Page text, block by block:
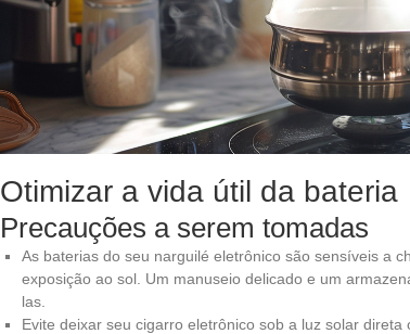
Otimizar a vida útil da bateria
Precauções a serem tomadas
As baterias do seu narguilé eletrônico são sensíveis a
exposição ao sol. Um manuseio delicado e um
las.
Evite deixar seu cigarro eletrônico sob a luz solar direta